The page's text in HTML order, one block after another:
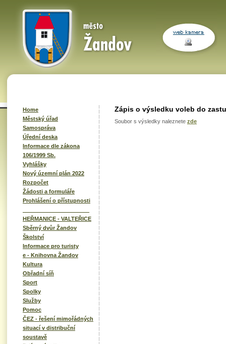
Home
Městský úřad
Samospráva
Úřední deska
Informace dle zákona
106/1999 Sb.
Vyhlášky
Nový územní plán 2022
Rozpočet
Žádosti a formuláře
Prohlášení o přístupnosti
HEŘMANICE - VALTEŘICE
Sběrný dvůr Žandov
Školství
Informace pro turisty
e - Knihovna Žandov
Kultura
Obřadní síň
Sport
Spolky
Služby
Pomoc
ČEZ - řešení mimořádných
situací v distribuční
soustavě
Zápis o výsledku voleb do
Soubor s výsledky naleznete zde